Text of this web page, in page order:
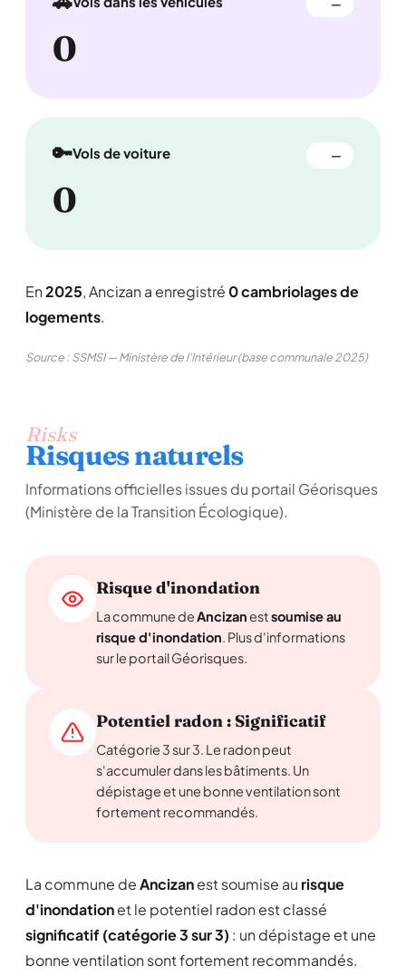
—
0
🔑Vols de voiture —
0
En2025, Ancizan a enregistré 0 cambriolages de
logements.
Source : SSMSI — Ministère de l'Intérieur (base communale 2025)
Risks
Risques naturels
Informations officielles issues du portail Géorisques
(Ministère de la Transition Écologique).
Risque d'inondation
La commune deAncizanestsoumise au
risque d'inondation. Plus d'informations
sur le portail Géorisques.
Potentiel radon : Significatif
Catégorie 3 sur 3. Le radon peut
s'accumuler dans les bâtiments. Un
dépistage et une bonne ventilation sont
fortement recommandés.
La commune deAncizanest soumise au risque
d'inondationet le potentiel radon est classé
significatif (catégorie 3 sur 3) : un dépistage et une
bonne ventilation sont fortement recommandés.